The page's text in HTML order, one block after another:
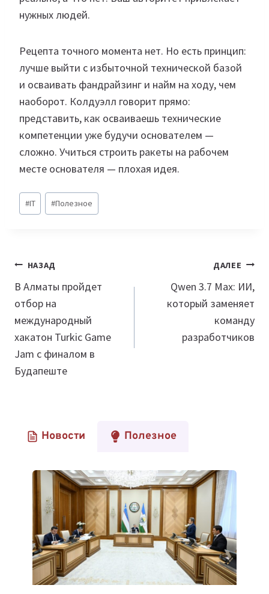
нужных людей.
Рецепта точного момента нет. Но есть принцип:
лучше выйти с избыточной технической базой
и осваивать фандрайзинг и найм на ходу, чем
наоборот. Колдуэлл говорит прямо:
представить, как осваиваешь технические
компетенции уже будучи основателем —
сложно. Учиться строить ракеты на рабочем
месте основателя — плохая идея.
Метки
записи:
#IT #Полезное
Навигация
по
записям
НАЗАД
В Алматы пройдет
отбор на
международный
хакатон Turkic Game
Jam с финалом в
Будапеште
ДАЛЕЕ
Qwen 3.7 Max: ИИ,
который заменяет
команду
разработчиков
Новости Полезное